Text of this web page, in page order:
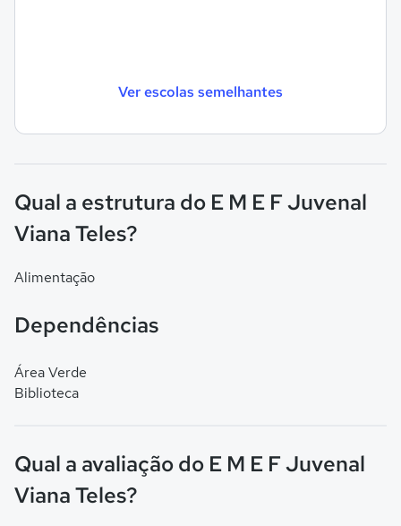
Ver escolas semelhantes
Qual a estrutura do E M E F Juvenal
Viana Teles?
Alimentação
Dependências
Área Verde
Biblioteca
Qual a avaliação do E M E F Juvenal
Viana Teles?